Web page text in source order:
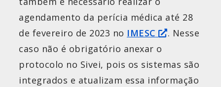
agendamento da perícia médica até 28
de fevereiro de 2023 no IMESC
. Nesse
caso não é obrigatório anexar o
protocolo no Sivei, pois os sistemas são
integrados e atualizam essa informação